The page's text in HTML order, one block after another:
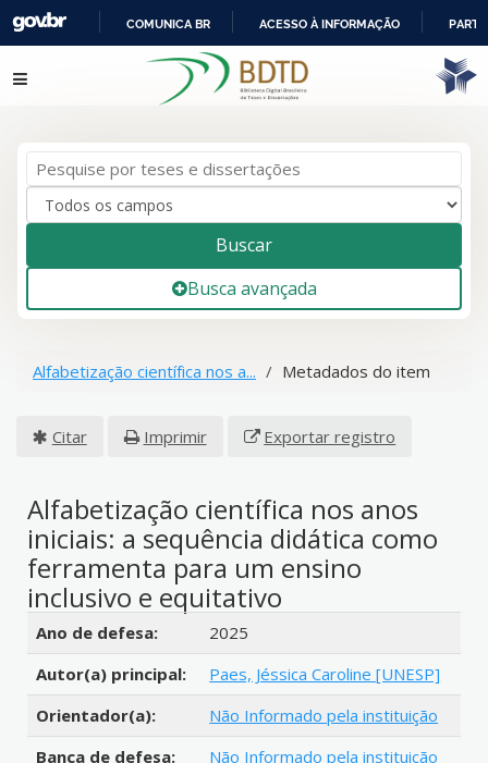
IR
PARA
COMUNICA BR ACESSO À INFORMAÇÃO
Pular para o conteúdo
Buscar
Busca avançada
Alfabetização científica nos a... Metadados do item
Citar Imprimir Exportar registro
Alfabetização científica nos anos
iniciais: a sequência didática como
ferramenta para um ensino
inclusivo e equitativo
Detalhes bibliográficos
Ano de defesa:
2025
Autor(a) principal:
Paes, Jéssica Caroline [UNESP]
Orientador(a):
Não Informado pela instituição
Banca de defesa:
Não Informado pela instituição